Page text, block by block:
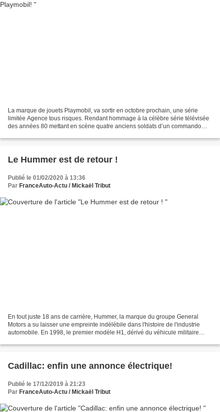
La marque de jouets Playmobil, va sortir en octobre prochain, une série
limitée Agence tous risques. Rendant hommage à la célèbre série télévisée
des années 80 mettant en scène quatre anciens soldats d’un commando
Le Hummer est de retour !
Publié le 01/02/2020 à 13:36
Par FranceAuto-Actu / Mickaël Tribut
En tout juste 18 ans de carrière, Hummer, la marque du groupe General
Motors a su laisser une empreinte indélébile dans l'histoire de l'industrie
automobile. En 1998, le premier modèle H1, dérivé du véhicule militaire
Cadillac: enfin une annonce électrique!
Publié le 17/12/2019 à 21:23
Par FranceAuto-Actu / Mickaël Tribut